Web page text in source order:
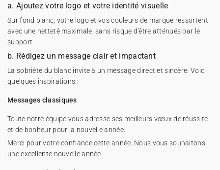
a. Ajoutez votre logo et votre identité visuelle
Sur fond blanc, votre logo et vos couleurs de marque ressortent
avec une netteté maximale, sans risque d'être atténués par le
support.
b. Rédigez un message clair et impactant
La sobriété du blanc invite à un message direct et sincère. Voici
quelques inspirations :
Messages classiques
Toute notre équipe vous adresse ses meilleurs vœux de réussite
et de bonheur pour la nouvelle année.
Merci pour votre confiance cette année. Nous vous souhaitons
une excellente nouvelle année.